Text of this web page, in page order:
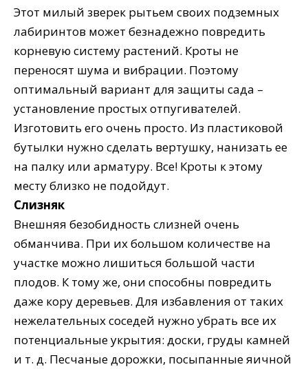
Этот милый зверек рытьем своих подземных
лабиринтов может безнадежно повредить
корневую систему растений. Кроты не
переносят шума и вибрации. Поэтому
оптимальный вариант для защиты сада –
установление простых отпугивателей.
Изготовить его очень просто. Из пластиковой
бутылки нужно сделать вертушку, нанизать ее
на палку или арматуру. Все! Кроты к этому
месту близко не подойдут.
Слизняк
Внешняя безобидность слизней очень
обманчива. При их большом количестве на
участке можно лишиться большой части
плодов. К тому же, они способны повредить
даже кору деревьев. Для избавления от таких
нежелательных соседей нужно убрать все их
потенциальные укрытия: доски, груды камней
и т. д. Песчаные дорожки, посыпанные яичной